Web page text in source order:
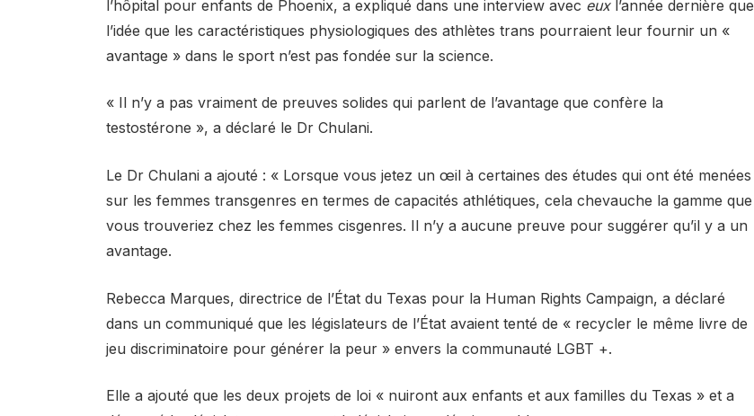
l’hôpital pour enfants de Phoenix, a expliqué dans une interview avec euxl’année dernière que
l’idée que les caractéristiques physiologiques des athlètes trans pourraient leur fournir un «
avantage » dans le sport n’est pas fondée sur la science.
« Il n’y a pas vraiment de preuves solides qui parlent de l’avantage que confère la
testostérone », a déclaré le Dr Chulani.
Le Dr Chulani a ajouté : « Lorsque vous jetez un œil à certaines des études qui ont été menées
sur les femmes transgenres en termes de capacités athlétiques, cela chevauche la gamme que
vous trouveriez chez les femmes cisgenres. Il n’y a aucune preuve pour suggérer qu’il y a un
avantage.
Rebecca Marques, directrice de l’État du Texas pour la Human Rights Campaign, a déclaré
dans un communiqué que les législateurs de l’État avaient tenté de « recycler le même livre de
jeu discriminatoire pour générer la peur » envers la communauté LGBT +.
Elle a ajouté que les deux projets de loi « nuiront aux enfants et aux familles du Texas » et a